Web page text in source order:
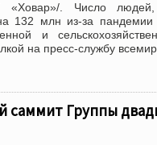
. Число людей,
132 млн из-за
и
на пресс-службу
саммит Группы